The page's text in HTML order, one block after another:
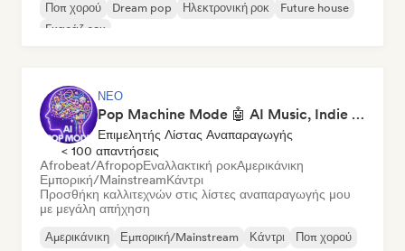
Ποπ χορού
Dream pop Ηλεκτρονική ροκ
Future house
Γκαράζ ροκ
ΝΈΟ
Pop Machine Mode 🤖 AI Music, Indie Pop & Dream Pop
Επιμελητής Λίστας Αναπαραγωγής
< 100 απαντήσεις
Afrobeat/AfropopΕναλλακτική ροκΑμερικάνικη
Εμπορική/MainstreamΚάντρι
Προσθήκη καλλιτεχνών στις λίστες αναπαραγωγής μου
με μεγάλη απήχηση
Αμερικάνικη Εμπορική/Mainstream Κάντρι Ποπ χορού